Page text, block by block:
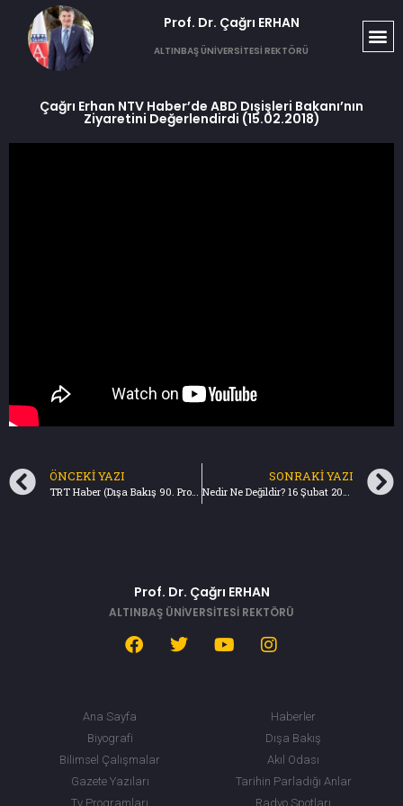
Prof. Dr. Çağrı ERHAN​
ALTINBAŞ ÜNİVERSİTESİ REKTÖRÜ
Çağrı Erhan NTV Haber’de ABD Dışişleri Bakanı’nın
Ziyaretini Değerlendirdi (15.02.2018)
ÖNCEKI YAZI
TRT Haber (Dışa Bakış 90. Program) 15 Şubat 2018
SONRAKI YAZI
Nedir Ne Değildir? 16 Şubat 2018 (Zeytin Dalı Harekatı)
Prof. Dr. Çağrı ERHAN
ALTINBAŞ ÜNİVERSİTESİ REKTÖRÜ
Ana Sayfa
Biyografi
Bilimsel Çalışmalar
Gazete Yazıları
Tv Programları
Haberler
Dışa Bakış
Akıl Odası
Tarihin Parladığı Anlar
Radyo Spotları